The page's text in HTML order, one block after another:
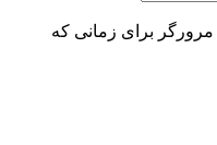
مرورگر برای زمانی که